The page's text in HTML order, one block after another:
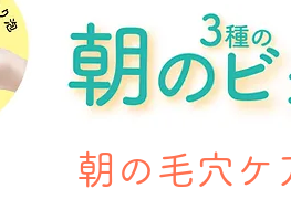
朝の毛穴ケ